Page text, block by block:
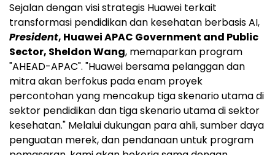
Sejalan dengan visi strategis Huawei terkait
transformasi pendidikan dan kesehatan berbasis AI,
President, Huawei APAC Government and Public
Sector, Sheldon Wang, memaparkan program
"AHEAD-APAC". "Huawei bersama pelanggan dan
mitra akan berfokus pada enam proyek
percontohan yang mencakup tiga skenario utama di
sektor pendidikan dan tiga skenario utama di sektor
kesehatan." Melalui dukungan para ahli, sumber daya
penguatan merek, dan pendanaan untuk program